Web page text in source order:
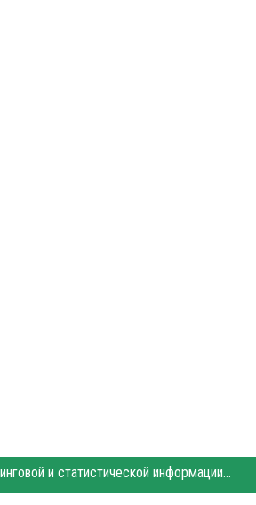
Этот сайт использует «cookies». Также сайт использует интернет-сервис для сбора технических данных касательно посетителей с целью получения маркетинговой и статистической информации. Условия обработки данных посетителей сайта см.